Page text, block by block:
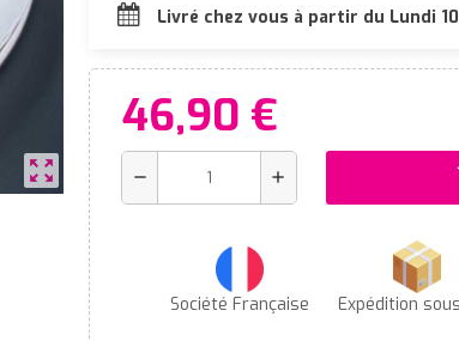
zoom_out_map
Livré chez vous à partir du Lundi
46,90 €
remove add
Société Française Expédition